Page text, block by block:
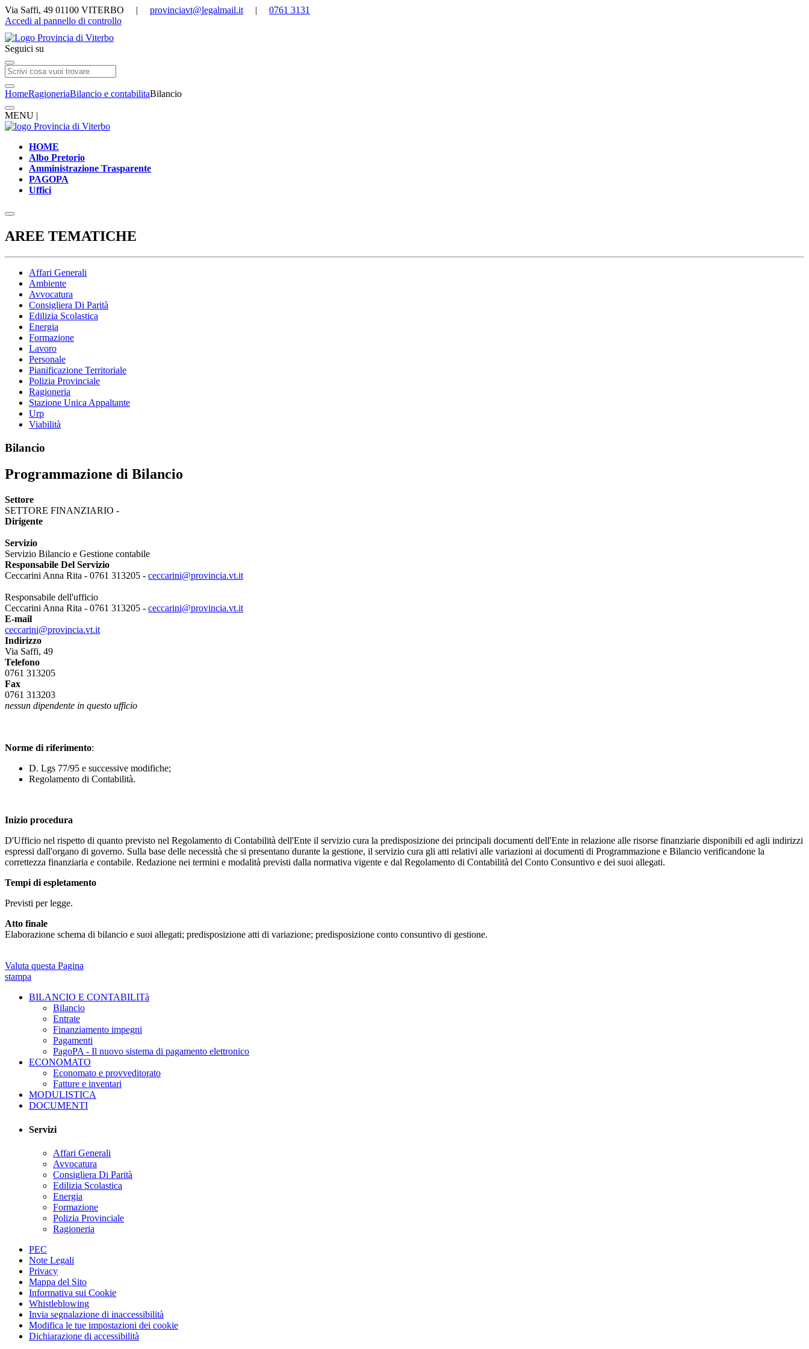
Via Saffi, 49 01100 VITERBO | provinciavt@legalmail.it | 0761 3131
Accedi al pannello di controllo
Seguici su
HomeRagioneriaBilancio e contabilitaBilancio
MENU |
HOME
Albo Pretorio
Amministrazione Trasparente
PAGOPA
Uffici
AREE TEMATICHE
Affari Generali
Ambiente
Avvocatura
Consigliera Di Parità
Edilizia Scolastica
Energia
Formazione
Lavoro
Personale
Pianificazione Territoriale
Polizia Provinciale
Ragioneria
Stazione Unica Appaltante
Urp
Viabilità
Bilancio
Programmazione di Bilancio
Settore
SETTORE FINANZIARIO -
Dirigente
Servizio
Servizio Bilancio e Gestione contabile
Responsabile Del Servizio
Ceccarini Anna Rita - 0761 313205 - ceccarini@provincia.vt.it
Responsabile dell'ufficio
Ceccarini Anna Rita - 0761 313205 - ceccarini@provincia.vt.it
E-mail
ceccarini@provincia.vt.it
Indirizzo
Via Saffi, 49
Telefono
0761 313205
Fax
0761 313203
nessun dipendente in questo ufficio
Norme di riferimento:
D. Lgs 77/95 e successive modifiche;
Regolamento di Contabilità.
Inizio procedura
D'Ufficio nel rispetto di quanto previsto nel Regolamento di Contabilità dell'Ente il servizio cura la predisposizione dei principali documenti dell'Ente in relazione alle risorse finanziarie disponibili ed agli indirizzi
espressi dall'organo di governo. Sulla base delle necessità che si presentano durante la gestione, il servizio cura gli atti relativi alle variazioni ai documenti di Programmazione e Bilancio verificandone la
correttezza finanziaria e contabile. Redazione nei termini e modalità previsti dalla normativa vigente e dal Regolamento di Contabilità del Conto Consuntivo e dei suoi allegati.
Tempi di espletamento
Previsti per legge.
Atto finale
Elaborazione schema di bilancio e suoi allegati; predisposizione atti di variazione; predisposizione conto consuntivo di gestione.
Valuta questa Pagina
stampa
BILANCIO E CONTABILITà
Bilancio
Entrate
Finanziamento impegni
Pagamenti
PagoPA - Il nuovo sistema di pagamento elettronico
ECONOMATO
Economato e provveditorato
Fatture e inventari
MODULISTICA
DOCUMENTI
Servizi
Affari Generali
Avvocatura
Consigliera Di Parità
Edilizia Scolastica
Energia
Formazione
Polizia Provinciale
Ragioneria
PEC
Note Legali
Privacy
Mappa del Sito
Informativa sui Cookie
Whistleblowing
Invia segnalazione di inaccessibilità
Modifica le tue impostazioni dei cookie
Dichiarazione di accessibilità